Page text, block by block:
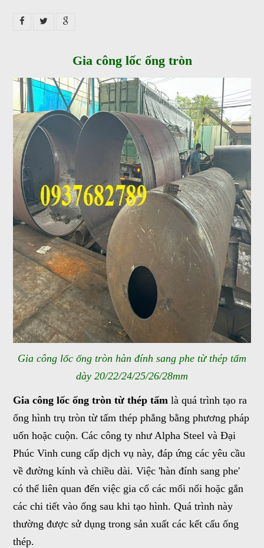
Gia công lốc ống tròn
Gia công lốc ống tròn hàn đính sang phe từ thép tấm
dày 20/22/24/25/26/28mm
Gia công lốc ống tròn từ thép tấm là quá trình tạo ra
ống hình trụ tròn từ tấm thép phẳng bằng phương pháp
uốn hoặc cuộn. Các công ty như Alpha Steel và Đại
Phúc Vinh cung cấp dịch vụ này, đáp ứng các yêu cầu
về đường kính và chiều dài. Việc 'hàn đính sang phe'
có thể liên quan đến việc gia cố các mối nối hoặc gắn
các chi tiết vào ống sau khi tạo hình. Quá trình này
thường được sử dụng trong sản xuất các kết cấu ống
thép.